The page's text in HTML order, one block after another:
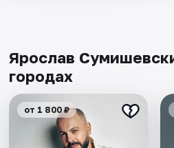
Ярослав
городах
от 1 800 ₽